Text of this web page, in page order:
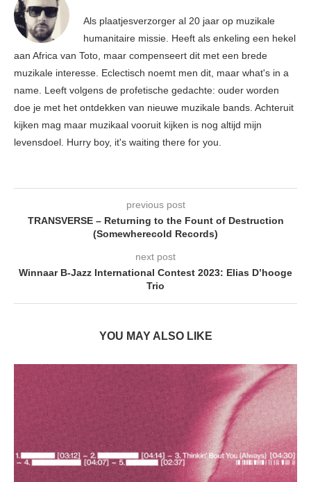
Als plaatjesverzorger al 20 jaar op muzikale
humanitaire missie. Heeft als enkeling een hekel
aan Africa van Toto, maar compenseert dit met een brede
muzikale interesse. Eclectisch noemt men dit, maar what's in a
name. Leeft volgens de profetische gedachte: ouder worden
doe je met het ontdekken van nieuwe muzikale bands. Achteruit
kijken mag maar muzikaal vooruit kijken is nog altijd mijn
levensdoel. Hurry boy, it's waiting there for you.
previous post
TRANSVERSE – Returning to the Fount of Destruction
(Somewherecold Records)
next post
Winnaar B-Jazz International Contest 2023: Elias D’hooge
Trio
YOU MAY ALSO LIKE